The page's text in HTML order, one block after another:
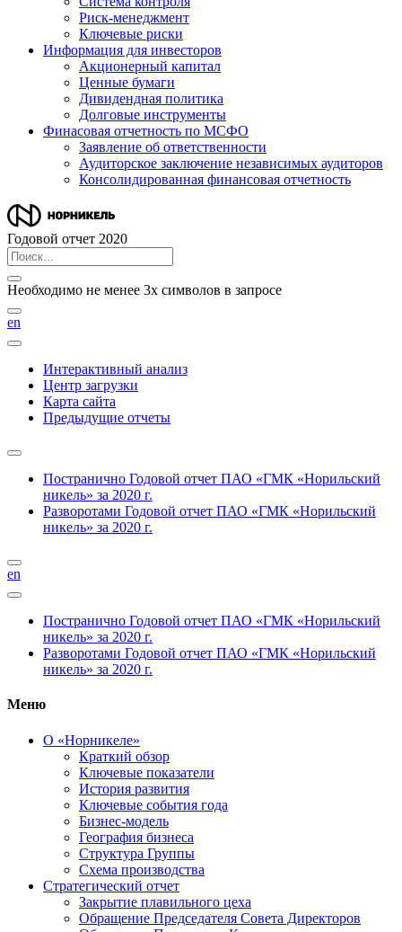
Риск-менеджмент
Ключевые риски
Информация для инвесторов
Акционерный капитал
Ценные бумаги
Дивидендная политика
Долговые инструменты
Финасовая отчетность по МСФО
Заявление об ответственности
Аудиторское заключение независимых аудиторов
Консолидированная финансовая отчетность
Годовой отчет 2020
Необходимо не менее 3х символов в запросе
en
Интерактивный анализ
Центр загрузки
Карта сайта
Предыдущие отчеты
Постранично Годовой отчет ПАО «ГМК «Норильский
никель» за 2020 г.
Разворотами Годовой отчет ПАО «ГМК «Норильский
никель» за 2020 г.
en
Постранично Годовой отчет ПАО «ГМК «Норильский
никель» за 2020 г.
Разворотами Годовой отчет ПАО «ГМК «Норильский
никель» за 2020 г.
Меню
О «Норникеле»
Краткий обзор
Ключевые показатели
История развития
Ключевые события года
Бизнес-модель
География бизнеса
Структура Группы
Схема производства
Стратегический отчет
Закрытие плавильного цеха
Обращение Председателя Совета Директоров